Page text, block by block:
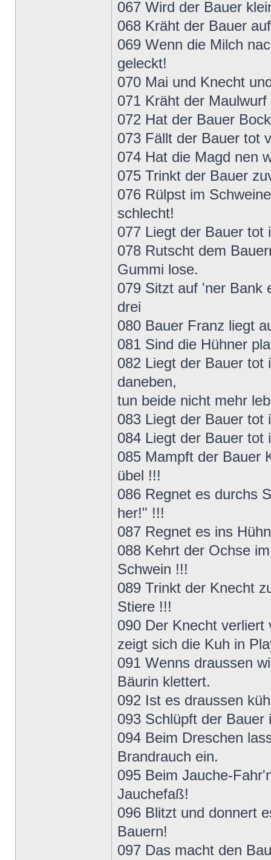
067 Wird der Bauer
068 Kräht der Bauer
069 Wenn die Milch
geleckt!
070 Mai und Knecht
071 Kräht der
072 Hat der Bauer
073 Fällt der Bauer tot
074 Hat die Magd nen
075 Trinkt der Bauer
076 Rülpst im
schlecht!
077 Liegt der Bauer tot
078 Rutscht dem
Gummi lose.
079 Sitzt auf 'ner Bank
drei
080 Bauer Franz liegt
081 Sind die Hühner
082 Liegt der Bauer tot
daneben,
tun beide nicht mehr
083 Liegt der Bauer
084 Liegt der Bauer tot
085 Mampft der Bauer
übel !!!
086 Regnet es durchs
her!" !!!
087 Regnet es ins
088 Kehrt der Ochse
Schwein !!!
089 Trinkt der Knecht
Stiere !!!
090 Der Knecht
zeigt sich die Kuh in
091 Wenns draussen
Bäurin klettert.
092 Ist es draussen
093 Schlüpft der
094 Beim Dreschen
Brandrauch ein.
095 Beim Jauche-
Jauchefaß!
096 Blitzt und donnert
Bauern!
097 Das macht den